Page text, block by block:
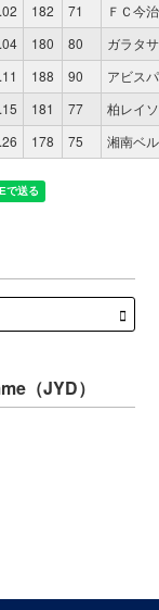
182 71
ＦＣ今治
180 80
ガラタ
188 90
アビス
181 77
柏レイ
178 75 湘南ベ
（JYD）